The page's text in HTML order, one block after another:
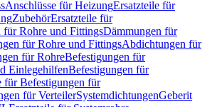
Anschlüsse für HeizungErsatzteile für
ZubehörErsatzteile für
für Rohre und FittingsDämmungen für
für Rohre und FittingsAbdichtungen für
für RohreBefestigungen für
EinlegehilfenBefestigungen für
für Befestigungen für
für VerteilerSystemdichtungenGeberit